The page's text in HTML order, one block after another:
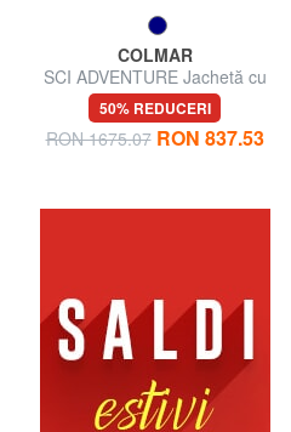
COLMAR
SCI ADVENTURE Jachetă cu
glugă
50% REDUCERI
RON 1675.07 RON 837.53